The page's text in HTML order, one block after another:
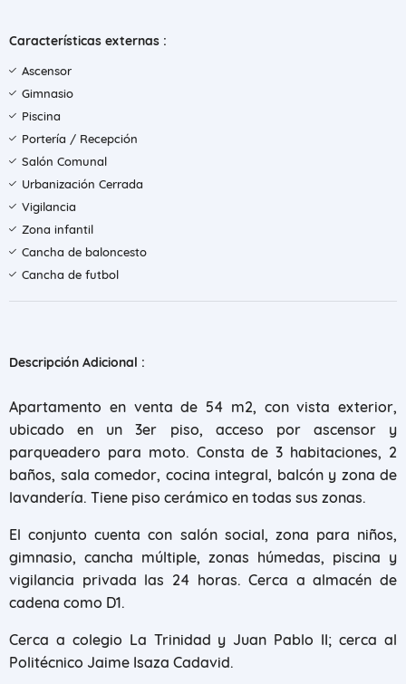
Características externas :
Ascensor
Gimnasio
Piscina
Portería / Recepción
Salón Comunal
Urbanización Cerrada
Vigilancia
Zona infantil
Cancha de baloncesto
Cancha de futbol
Descripción Adicional :
Apartamento en venta de 54 m2, con vista exterior,
ubicado en un 3er piso, acceso por ascensor y
parqueadero para moto. Consta de 3 habitaciones, 2
baños, sala comedor, cocina integral, balcón y zona de
lavandería. Tiene piso cerámico en todas sus zonas.
El conjunto cuenta con salón social, zona para niños,
gimnasio, cancha múltiple, zonas húmedas, piscina y
vigilancia privada las 24 horas. Cerca a almacén de
cadena como D1.
Cerca a colegio La Trinidad y Juan Pablo II; cerca al
Politécnico Jaime Isaza Cadavid.